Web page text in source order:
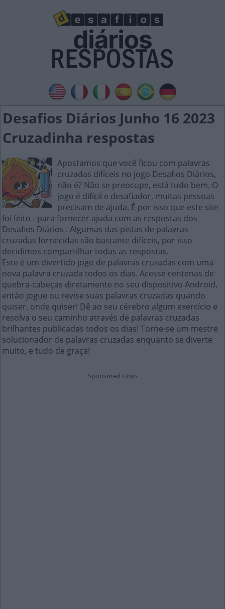
Desafios Diários Junho 16 2023
Cruzadinha respostas
Apostamos que você ficou com palavras
cruzadas difíceis no jogo Desafios Diários,
não é? Não se preocupe, está tudo bem. O
jogo é difícil e desafiador, muitas pessoas
precisam de ajuda. É por isso que este site
foi feito - para fornecer ajuda com as respostas dos
Desafios Diários . Algumas das pistas de palavras
cruzadas fornecidas são bastante difíceis, por isso
decidimos compartilhar todas as respostas.
Este é um divertido jogo de palavras cruzadas com uma
nova palavra cruzada todos os dias. Acesse centenas de
quebra-cabeças diretamente no seu dispositivo Android,
então jogue ou revise suas palavras cruzadas quando
quiser, onde quiser! Dê ao seu cérebro algum exercício e
resolva o seu caminho através de palavras cruzadas
brilhantes publicadas todos os dias! Torne-se um mestre
solucionador de palavras cruzadas enquanto se diverte
muito, e tudo de graça!